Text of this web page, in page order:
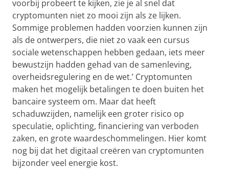
voorbij probeert te kijken, zie je al snel dat
cryptomunten niet zo mooi zijn als ze lijken.
Sommige problemen hadden voorzien kunnen zijn
als de ontwerpers, die niet zo vaak een cursus
sociale wetenschappen hebben gedaan, iets meer
bewustzijn hadden gehad van de samenleving,
overheidsregulering en de wet.’ Cryptomunten
maken het mogelijk betalingen te doen buiten het
bancaire systeem om. Maar dat heeft
schaduwzijden, namelijk een groter risico op
speculatie, oplichting, financiering van verboden
zaken, en grote waardeschommelingen. Hier komt
nog bij dat het digitaal creëren van cryptomunten
bijzonder veel energie kost.